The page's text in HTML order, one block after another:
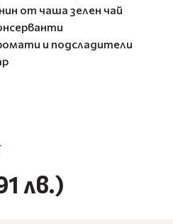
от чаша зелен чай
и подсладители
лв.)